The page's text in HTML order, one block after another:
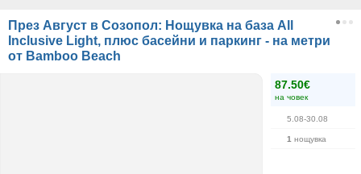
През Август в Созопол: Нощувка на база All
Inclusive Light, плюс басейни и паркинг - на метри
от Bamboo Beach
87.50€
на човек
5.08-30.08
1 нощувка